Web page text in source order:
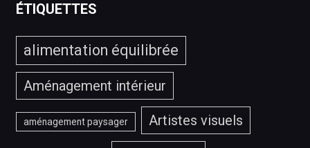
ÉTIQUETTES
alimentation équilibrée
Aménagement intérieur
aménagement paysager Artistes visuels